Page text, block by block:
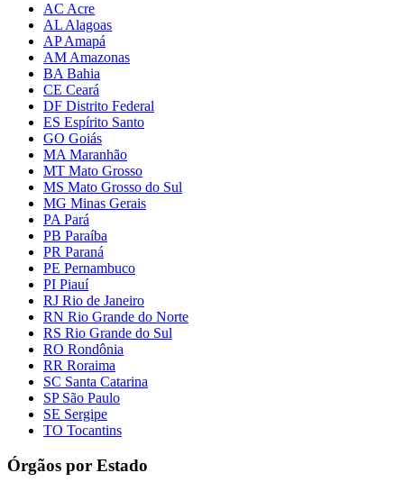
AC Acre
AL Alagoas
AP Amapá
AM Amazonas
BA Bahia
CE Ceará
DF Distrito Federal
ES Espírito Santo
GO Goiás
MA Maranhão
MT Mato Grosso
MS Mato Grosso do Sul
MG Minas Gerais
PA Pará
PB Paraíba
PR Paraná
PE Pernambuco
PI Piauí
RJ Rio de Janeiro
RN Rio Grande do Norte
RS Rio Grande do Sul
RO Rondônia
RR Roraima
SC Santa Catarina
SP São Paulo
SE Sergipe
TO Tocantins
Órgãos por Estado